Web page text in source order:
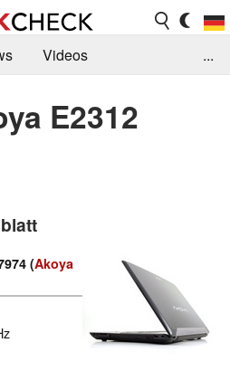
Videos
Suche
Jobs
...
E2312
(Akoya